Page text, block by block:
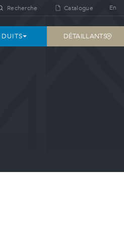
Recherche Catalogue En
DÉTAILLANTS